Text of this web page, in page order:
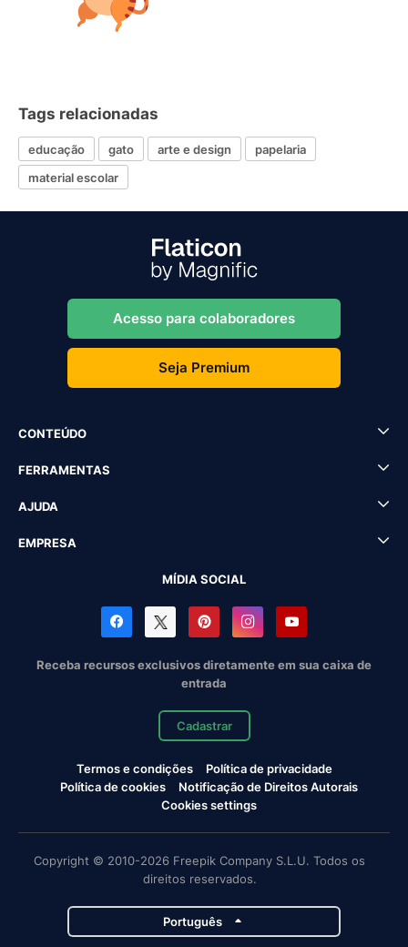
Tags relacionadas
educação gato arte e design
papelaria
material escolar
Acesso para colaboradores
Seja Premium
CONTEÚDO
FERRAMENTAS
AJUDA
EMPRESA
MÍDIA SOCIAL
Receba recursos exclusivos diretamente em sua caixa de
entrada
Cadastrar
Termos e condições
Política de privacidade
Política de cookies
Notificação de Direitos Autorais
Cookies settings
Copyright © 2010-2026 Freepik Company S.L.U. Todos os
direitos reservados.
Português